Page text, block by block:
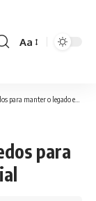
Font
Aa
manter o legado empresarial
para